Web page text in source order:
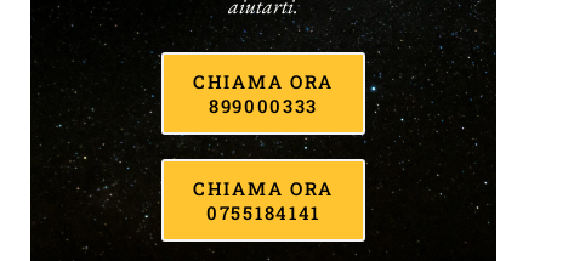
CHIAMA ORA
899000333
CHIAMA ORA
0755184141